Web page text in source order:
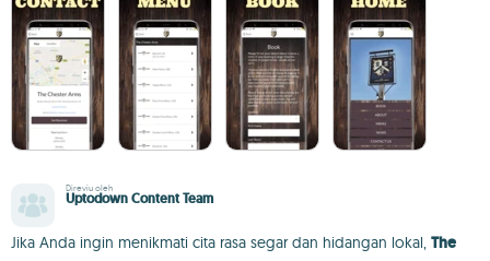
Direviu oleh
Uptodown Content Team
Jika Anda ingin menikmati cita rasa segar dan hidangan lokal, The